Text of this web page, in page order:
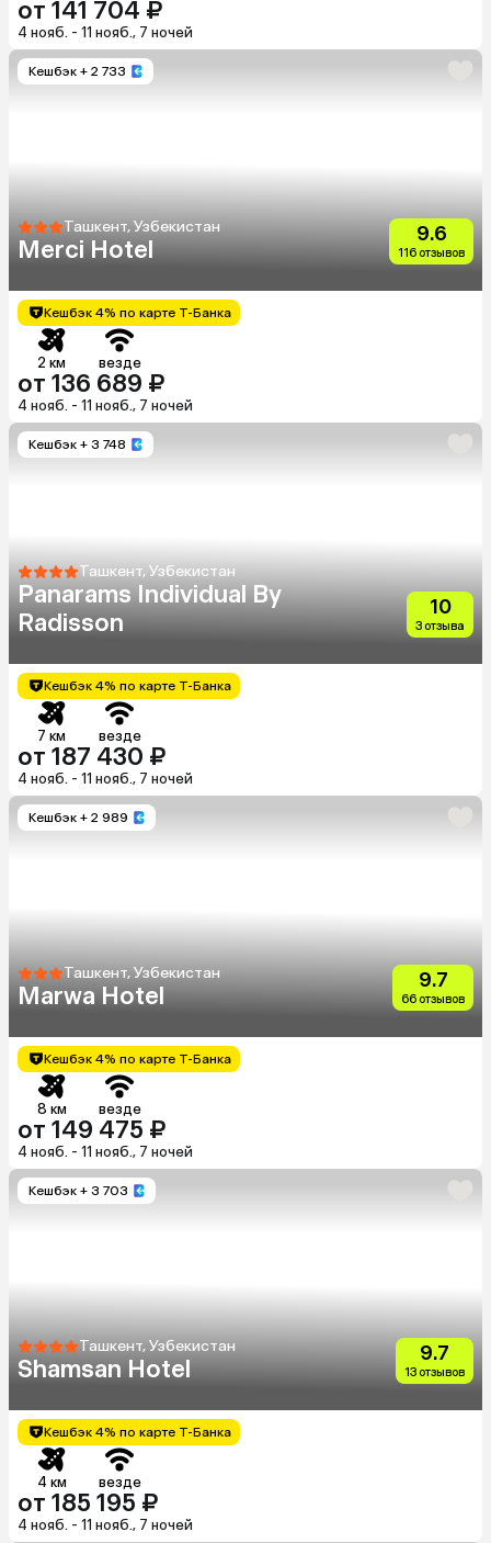
от 141 704 ₽
4 нояб. - 11 нояб., 7 ночей
Кешбэк + 2 733
Ташкент, Узбекистан
Merci Hotel
9.6
116 отзывов
Кешбэк 4% по карте Т-Банка
2 км везде
от 136 689 ₽
4 нояб. - 11 нояб., 7 ночей
Кешбэк + 3 748
Ташкент, Узбекистан
Panarams Individual By
Radisson
10
3 отзыва
Кешбэк 4% по карте Т-Банка
7 км везде
от 187 430 ₽
4 нояб. - 11 нояб., 7 ночей
Кешбэк + 2 989
Ташкент, Узбекистан
Marwa Hotel
9.7
66 отзывов
Кешбэк 4% по карте Т-Банка
8 км везде
от 149 475 ₽
4 нояб. - 11 нояб., 7 ночей
Кешбэк + 3 703
Ташкент, Узбекистан
Shamsan Hotel
9.7
13 отзывов
Кешбэк 4% по карте Т-Банка
4 км везде
от 185 195 ₽
4 нояб. - 11 нояб., 7 ночей